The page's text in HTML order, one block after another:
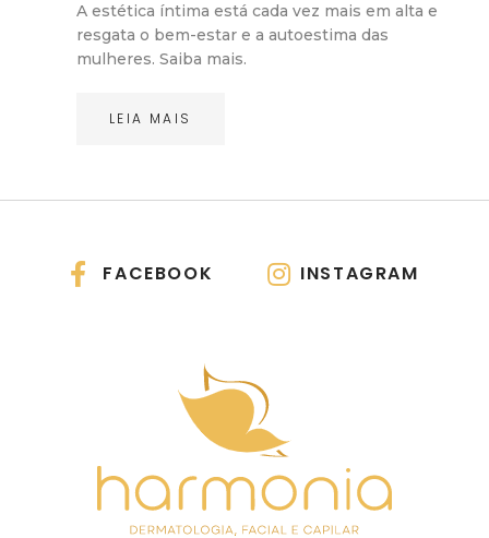
A estética íntima está cada vez mais em alta e
resgata o bem-estar e a autoestima das
mulheres. Saiba mais.
LEIA MAIS
FACEBOOK INSTAGRAM